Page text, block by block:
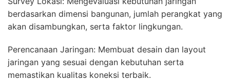
berdasarkan dimensi bangunan, jumlah perangkat yang
akan disambungkan, serta faktor lingkungan.
Perencanaan Jaringan: Membuat desain dan layout
jaringan yang sesuai dengan kebutuhan serta
memastikan kualitas koneksi terbaik.